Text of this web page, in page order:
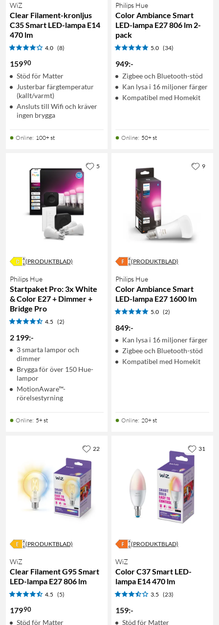
WiZ
Clear Filament-kronljus
C35 Smart LED-lampa E14
470 lm
4.0 (8)
15990
Stöd för Matter
Justerbar färgtemperatur
(kallt/varmt)
Ansluts till Wifi och kräver
ingen brygga
Online: 100+ st
Philips Hue
Color Ambiance Smart
LED-lampa E27 806 lm 2-
pack
5.0 (34)
949:-
Zigbee och Bluetooth-stöd
Kan lysa i 16 miljoner färger
Kompatibel med Homekit
Online: 50+ st
(PRODUKTBLAD)
Philips Hue
Startpaket Pro: 3x White
& Color E27 + Dimmer +
Bridge Pro
4.5 (2)
2 199:-
3 smarta lampor och
dimmer
Brygga för över 150 Hue-
lampor
MotionAware™-
rörelsestyrning
Online: 5+ st
5
(PRODUKTBLAD)
Philips Hue
Color Ambiance Smart
LED-lampa E27 1600 lm
5.0 (2)
849:-
Kan lysa i 16 miljoner färger
Zigbee och Bluetooth-stöd
Kompatibel med Homekit
Online: 20+ st
9
(PRODUKTBLAD)
WiZ
Clear Filament G95 Smart
LED-lampa E27 806 lm
4.5 (5)
17990
Stöd för Matter
22
(PRODUKTBLAD)
WiZ
Color C37 Smart LED-
lampa E14 470 lm
3.5 (23)
159:-
Stöd för Matter
31